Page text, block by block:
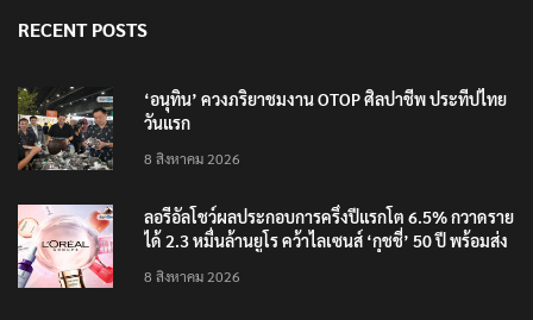
RECENT POSTS
‘อนุทิน’ ควงภริยาชมงาน OTOP ศิลปาชีพ ประทีปไทย
วันแรก
8 สิงหาคม 2026
ลอรีอัลโชว์ผลประกอบการครึ่งปีแรกโต 6.5% กวาดราย
ได้ 2.3 หมื่นล้านยูโร คว้าไลเซนส์ ‘กุชชี่’ 50 ปี พร้อมส่ง
8 สิงหาคม 2026